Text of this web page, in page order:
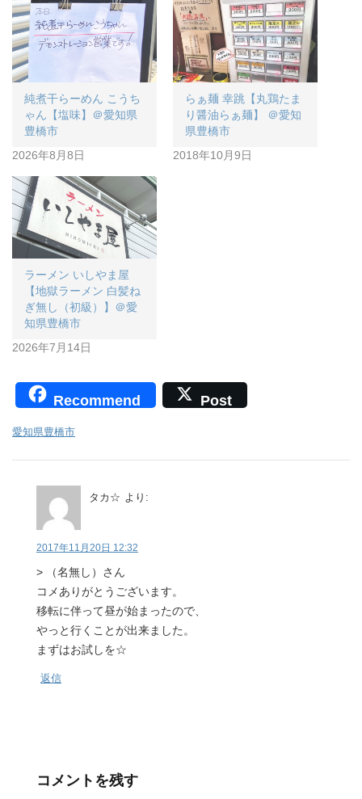
純煮干らーめん こうち
ゃん【塩味】＠愛知県
豊橋市
2026年8月8日
らぁ麺 幸跳【丸鶏たま
り醤油らぁ麺】 ＠愛知
県豊橋市
2018年10月9日
ラーメン いしやま屋
【地獄ラーメン 白髪ね
ぎ無し（初級）】＠愛
知県豊橋市
2026年7月14日
Recommend Post
愛知県豊橋市
タカ☆ より:
2017年11月20日 12:32
> （名無し）さん
コメありがとうございます。
移転に伴って昼が始まったので、
やっと行くことが出来ました。
まずはお試しを☆
返信
コメントを残す